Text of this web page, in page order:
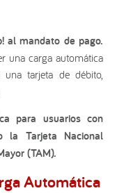
al mandato de pago.
una carga automática
tarjeta de débito,
para usuarios con
la Tarjeta Nacional
(TAM).
Automática